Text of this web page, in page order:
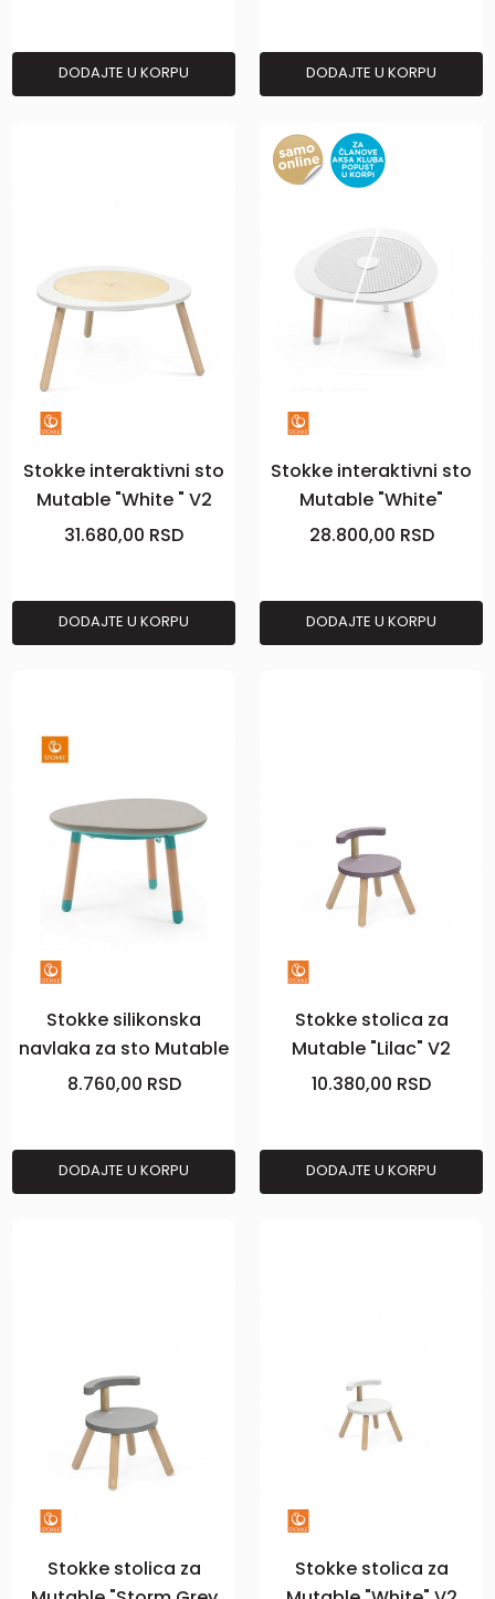
DODAJTE U KORPU DODAJTE U KORPU
Stokke interaktivni sto
Mutable "White " V2
31.680,00 RSD
DODAJTE U KORPU
Stokke interaktivni sto
Mutable "White"
28.800,00 RSD
DODAJTE U KORPU
Stokke silikonska
navlaka za sto Mutable
V2
8.760,00 RSD
DODAJTE U KORPU
Stokke stolica za
Mutable "Lilac" V2
10.380,00 RSD
DODAJTE U KORPU
Stokke stolica za
Stokke stolica za